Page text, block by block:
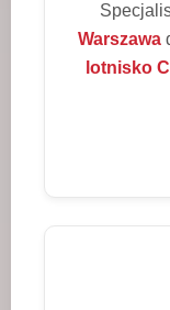
Warszawa
lotnisko